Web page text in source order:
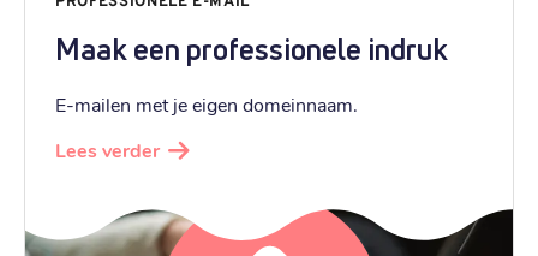
Maak een professionele indruk
E-mailen met je eigen domeinnaam.
Lees verder